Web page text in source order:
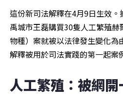
這份新司法解釋在4月9日生效。
禹城市王磊購買30隻人工繁殖
物種）案就被以法律發生變化為
解釋被用於司法實踐的第一起案
人工繁殖：被網